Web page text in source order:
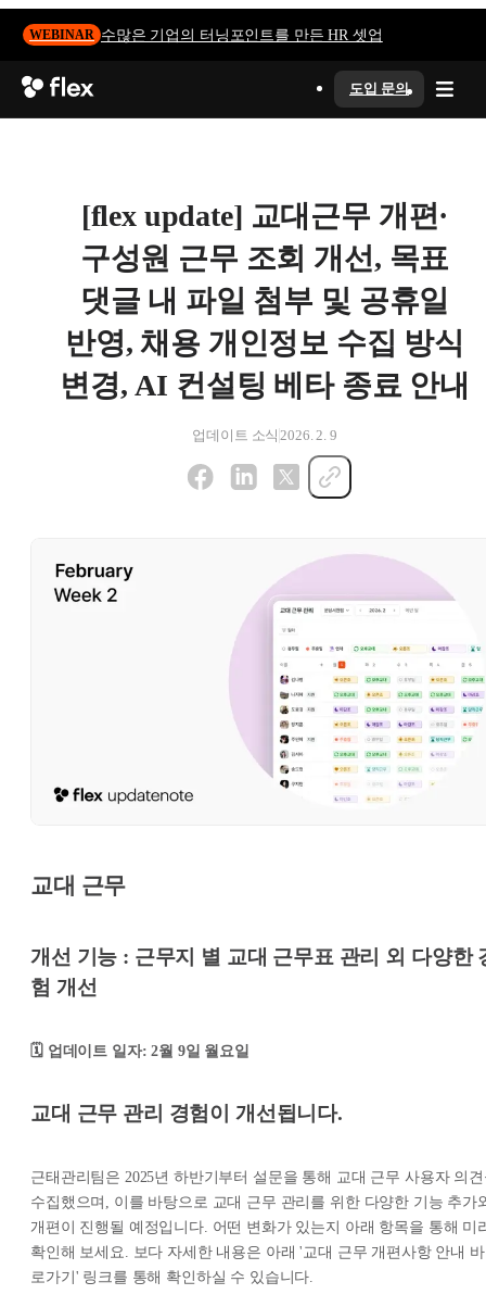
WEBINAR 수많은 기업의 터닝포인트를 만든 HR 셋업
도입 문의
[flex update] 교대근무 개편·
구성원 근무 조회 개선, 목표
댓글 내 파일 첨부 및 공휴일
반영, 채용 개인정보 수집 방식
변경, AI 컨설팅 베타 종료 안내
업데이트 소식 2026. 2. 9
교대 근무
개선 기능 : 근무지 별 교대 근무표 관리 외 다양한
험 개선
🗓️ 업데이트 일자: 2월 9일 월요일
교대 근무 관리 경험이 개선됩니다.
근태관리팀은 2025년 하반기부터 설문을 통해 교대 근무 사용자 의
수집했으며, 이를 바탕으로 교대 근무 관리를 위한 다양한 기능 추가
개편이 진행될 예정입니다. 어떤 변화가 있는지 아래 항목을 통해 미
확인해 보세요. 보다 자세한 내용은 아래 '교대 근무 개편사항 안내 바
로가기' 링크를 통해 확인하실 수 있습니다.